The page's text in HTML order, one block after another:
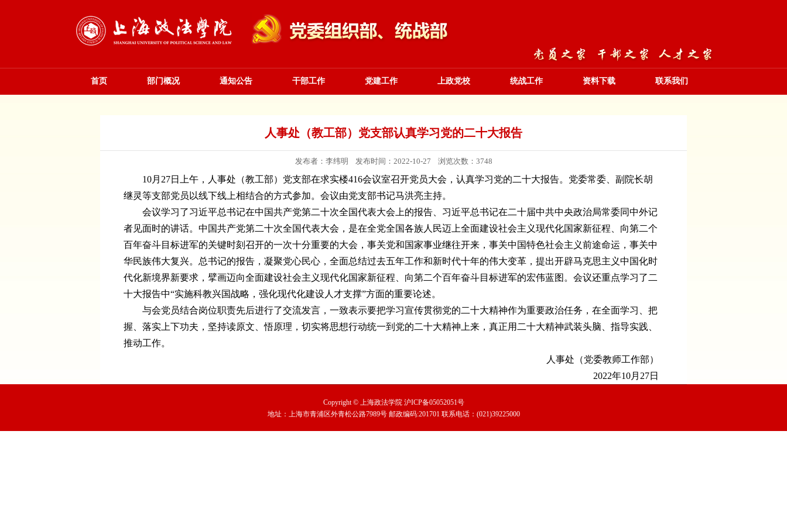
首页 部门概况 通知公告 干部工作 党建工作 上政党校 统战工作 资料下载 联系我们
人事处（教工部）党支部认真学习党的二十大报告
发布者：李纬明 发布时间：2022-10-27 浏览次数： 3748
10月27日上午，人事处（教工部）党支部在求实楼416会议室召开党员大会，认真学习党的二十大报告。党委常委、副院长胡
继灵等支部党员以线下线上相结合的方式参加。会议由党支部书记马洪亮主持。
会议学习了习近平总书记在中国共产党第二十次全国代表大会上的报告、习近平总书记在二十届中共中央政治局常委同中外记
者见面时的讲话。中国共产党第二十次全国代表大会，是在全党全国各族人民迈上全面建设社会主义现代化国家新征程、向第二个
百年奋斗目标进军的关键时刻召开的一次十分重要的大会，事关党和国家事业继往开来，事关中国特色社会主义前途命运，事关中
华民族伟大复兴。总书记的报告，凝聚党心民心，全面总结过去五年工作和新时代十年的伟大变革，提出开辟马克思主义中国化时
代化新境界新要求，擘画迈向全面建设社会主义现代化国家新征程、向第二个百年奋斗目标进军的宏伟蓝图。会议还重点学习了二
十大报告中“实施科教兴国战略，强化现代化建设人才支撑”方面的重要论述。
与会党员结合岗位职责先后进行了交流发言，一致表示要把学习宣传贯彻党的二十大精神作为重要政治任务，在全面学习、把
握、落实上下功夫，坚持读原文、悟原理，切实将思想行动统一到党的二十大精神上来，真正用二十大精神武装头脑、指导实践、
推动工作。
人事处（党委教师工作部）
2022年10月27日
Copyright © 上海政法学院 沪ICP备05052051号
地址：上海市青浦区外青松公路7989号 邮政编码:201701 联系电话：(021)39225000